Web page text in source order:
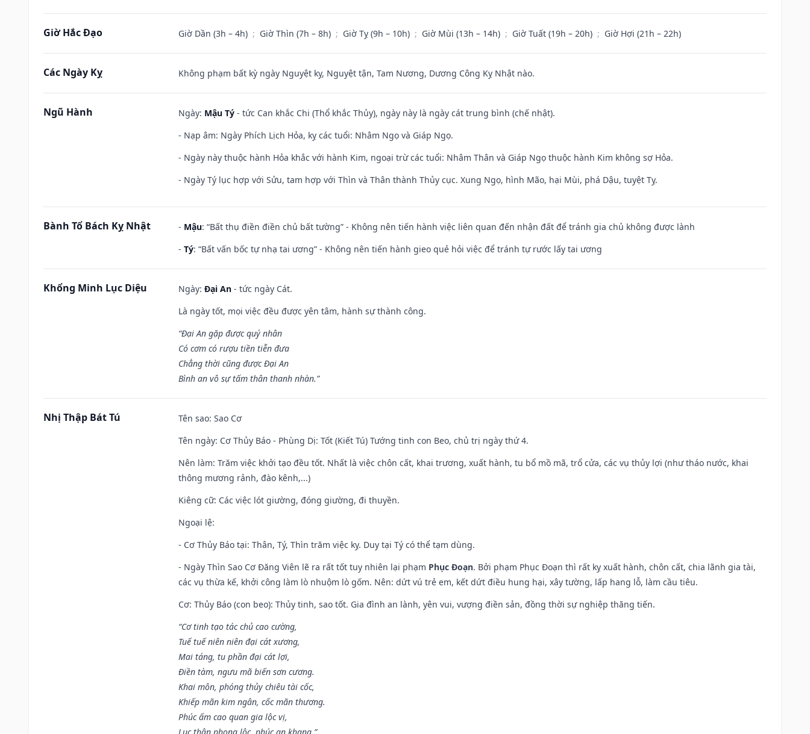
Giờ Hắc Đạo Giờ Dần (3h – 4h) ; Giờ Thìn (7h – 8h) ; Giờ Tỵ (9h – 10h) ; Giờ Mùi (13h – 14h) ; Giờ Tuất (19h – 20h) ; Giờ Hợi (21h – 22h)
Các Ngày Kỵ Không phạm bất kỳ ngày Nguyệt kỵ, Nguyệt tận, Tam Nương, Dương Công Kỵ Nhật nào.
Ngũ Hành Ngày: Mậu Tý - tức Can khắc Chi (Thổ khắc Thủy), ngày này là ngày cát trung bình (chế nhật).
- Nạp âm: Ngày Phích Lịch Hỏa, kỵ các tuổi: Nhâm Ngọ và Giáp Ngọ.
- Ngày này thuộc hành Hỏa khắc với hành Kim, ngoại trừ các tuổi: Nhâm Thân và Giáp Ngọ thuộc hành Kim không sợ Hỏa.
- Ngày Tý lục hợp với Sửu, tam hợp với Thìn và Thân thành Thủy cục. Xung Ngọ, hình Mão, hại Mùi, phá Dậu, tuyệt Tỵ.
Bành Tổ Bách Kỵ Nhật - Mậu: “Bất thụ điền điền chủ bất tường” - Không nên tiến hành việc liên quan đến nhận đất để tránh gia chủ không được lành
- Tý: “Bất vấn bốc tự nhạ tai ương” - Không nên tiến hành gieo quẻ hỏi việc để tránh tự rước lấy tai ương
Khổng Minh Lục Diệu Ngày: Đại An - tức ngày Cát.
Là ngày tốt, mọi việc đều được yên tâm, hành sự thành công.
“Đại An gặp được quý nhân
Có cơm có rượu tiền tiễn đưa
Chẳng thời cũng được Đại An
Bình an vô sự tấm thân thanh nhàn.”
Nhị Thập Bát Tú Tên sao: Sao Cơ
Tên ngày: Cơ Thủy Báo - Phùng Dị: Tốt (Kiết Tú) Tướng tinh con Beo, chủ trị ngày thứ 4.
Nên làm: Trăm việc khởi tạo đều tốt. Nhất là việc chôn cất, khai trương, xuất hành, tu bổ mồ mã, trổ cửa, các vụ thủy lợi (như tháo nước, khai
thông mương rảnh, đào kênh,...)
Kiêng cữ: Các việc lót giường, đóng giường, đi thuyền.
Ngoại lệ:
- Cơ Thủy Báo tại: Thân, Tý, Thìn trăm việc kỵ. Duy tại Tý có thể tạm dùng.
- Ngày Thìn Sao Cơ Đăng Viên lẽ ra rất tốt tuy nhiên lại phạm Phục Đoạn. Bởi phạm Phục Đoạn thì rất kỵ xuất hành, chôn cất, chia lãnh gia tài,
các vụ thừa kế, khởi công làm lò nhuộm lò gốm. Nên: dứt vú trẻ em, kết dứt điều hung hại, xây tường, lấp hang lỗ, làm cầu tiêu.
Cơ: Thủy Báo (con beo): Thủy tinh, sao tốt. Gia đình an lành, yên vui, vượng điền sản, đồng thời sự nghiệp thăng tiến.
“Cơ tinh tạo tác chủ cao cường,
Tuế tuế niên niên đại cát xương,
Mai táng, tu phần đại cát lợi,
Điền tàm, ngưu mã biến sơn cương.
Khai môn, phóng thủy chiêu tài cốc,
Khiếp mãn kim ngân, cốc mãn thương.
Phúc ấm cao quan gia lộc vị,